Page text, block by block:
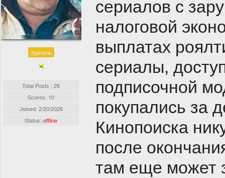
Зритель
Total Posts : 26
Scores: 10
Joined: 2/20/2026
Status:offline
сериалов с
налоговой
выплатах
сериалы,
подписочной
покупались за
Кинопоиска
после
там еще может